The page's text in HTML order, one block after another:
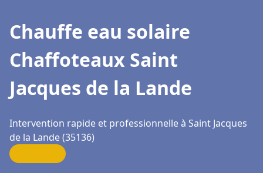
Chauffe eau solaire
Chaffoteaux Saint
Jacques de la Lande
Intervention rapide et professionnelle à Saint Jacques
de la Lande (35136)